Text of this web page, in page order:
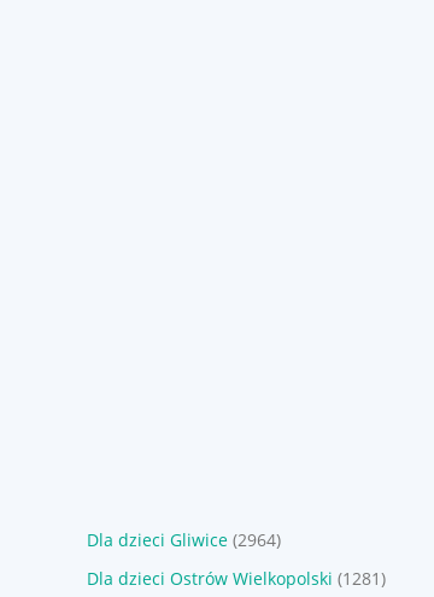
Dla dzieci Gliwice (2964)
Dla dzieci Ostrów Wielkopolski (1281)